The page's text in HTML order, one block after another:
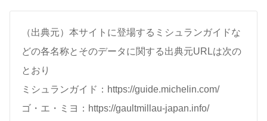
（出典元）本サイトに登場するミシュランガイドな
どの各名称とそのデータに関する出典元URLは次の
とおり
ミシュランガイド：https://guide.michelin.com/
ゴ・エ・ミヨ：https://gaultmillau-japan.info/